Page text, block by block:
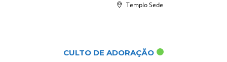
Templo Sede
CULTO DE ADORAÇÃO